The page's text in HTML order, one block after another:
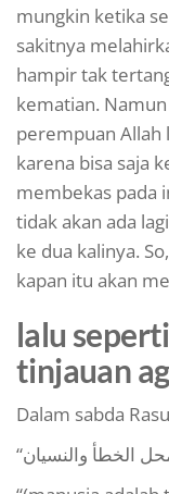
mungkin ketika
sakitnya
hampir tak
kematian.
perempuan Allah
karena bisa saja
membekas pada
tidak akan ada
ke dua kalinya.
kapan itu akan
lalu
tinjauan
Dalam sabda